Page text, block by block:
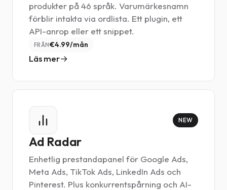
produkter på 46 språk. Varumärkesnamn
förblir intakta via ordlista. Ett plugin, ett
API-anrop eller ett snippet.
FRÅN€4.99/mån
Läs mer
NEW
Ad Radar
Enhetlig prestandapanel för Google Ads,
Meta Ads, TikTok Ads, LinkedIn Ads och
Pinterest. Plus konkurrentspårning och AI-